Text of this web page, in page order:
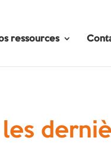
ressources